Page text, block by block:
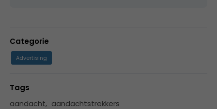
Categorie
Advertising
Tags
aandacht, aandachtstrekkers